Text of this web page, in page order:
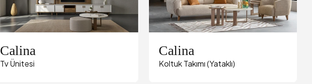
Calina
Tv Ünitesi
Calina
Koltuk Takımı (Yataklı)